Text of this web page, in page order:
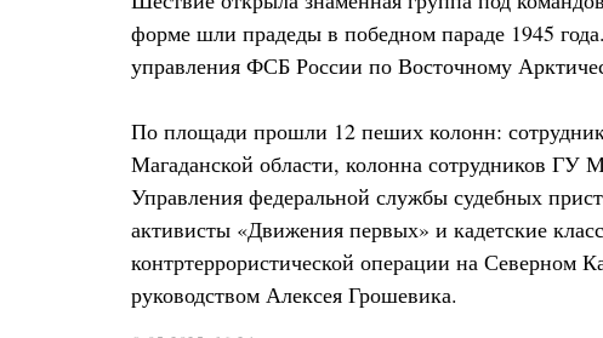
форме шли прадеды в победном параде 1945
управления ФСБ России по Восточному
По площади прошли 12 пеших колонн:
Магаданской области, колонна сотрудников
Управления федеральной службы судебных
активисты «Движения первых» и кадетские
контртеррористической операции на Северном
руководством Алексея Грошевика.